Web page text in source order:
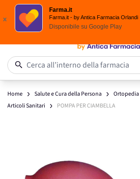
x
Farma.it
Farma.it - by Antica Farmacia Orlandi
Disponibile su Google Play
Salta al contenuto
Cerca all’interno della farmacia
Home Salute e Cura della Persona
Articoli Sanitari
POMPA PER CIAMBELLA